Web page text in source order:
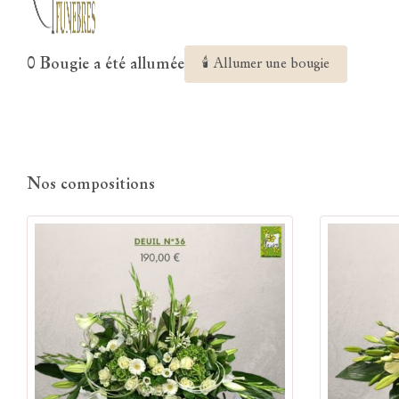
0 Bougie a été allumée 🕯 Allumer une bougie
Nos compositions